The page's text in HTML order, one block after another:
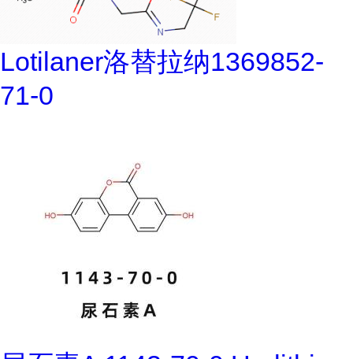
Lotilaner洛替拉纳1369852-
71-0